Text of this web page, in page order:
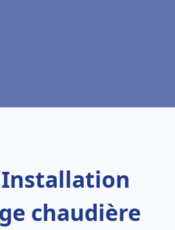
Installation
chaudière